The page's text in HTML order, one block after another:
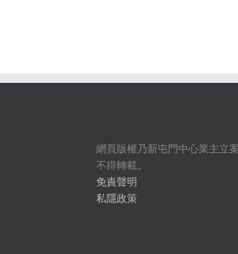
網頁版權乃新屯門中心業主立
不得轉載。
免責聲明
私隱政策